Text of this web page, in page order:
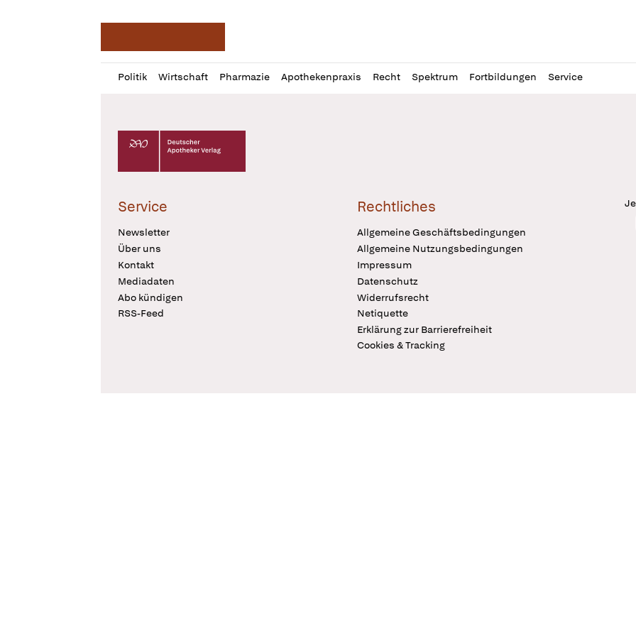
Politik Wirtschaft Pharmazie Apothekenpraxis Recht Spektrum Fortbildungen Service
Profil
öffnen
Daz
Pur
Deutscher Apotheker Verlag Logo
Service
Newsletter
Über uns
Kontakt
Mediadaten
Abo kündigen
RSS-Feed
Rechtliches
Allgemeine Geschäftsbedingungen
Allgemeine Nutzungsbedingungen
Impressum
Datenschutz
Widerrufsrecht
Netiquette
Erklärung zur Barrierefreiheit
Cookies & Tracking